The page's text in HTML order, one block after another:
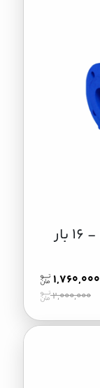
شیر صافی بسکتی سایز 20 - 16 بار
1,760,000
2,000,000